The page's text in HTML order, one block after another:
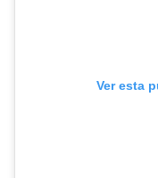
Ver esta